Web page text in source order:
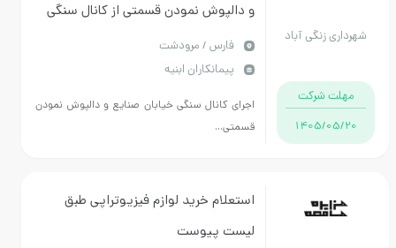
آباد
و دالپوش نمودن قسمتی از کانال سنگی
مطابق دستور کار و مشخصات فنی
فارس / مرودشت
پیمانکاران ابنیه
اجرای کانال سنگی خیابان صنایع و دالپوش نمودن
قسمتی...
استعلام خرید لوازم فیزیوتراپی طبق
لیست پیوست